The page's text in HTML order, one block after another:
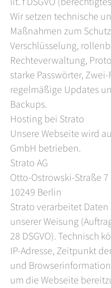
Wir setzen technische
Maßnahmen zum
Verschlüsselung,
Rechteverwaltung,
starke Passwörter,
regelmäßige Updates
Backups.
Hosting bei Strato
Unsere Webseite wird
GmbH betrieben.
Strato AG
Otto-Ostrowski-Straße 7
10249 Berlin
Strato verarbeitet
unserer Weisung
28 DSGVO). Technisch
IP-Adresse, Zeitpunkt
und
um die Webseite